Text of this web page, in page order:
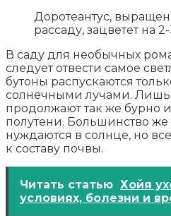
Доротеантус,
рассаду, зацветет на
В саду для необычных
следует отвести самое
бутоны распускаются
солнечными лучами. Лишь
продолжают так же бурно
полутени. Большинство же
нуждаются в солнце, но
к составу почвы.
Читать статью Хойя
условиях, болезни и